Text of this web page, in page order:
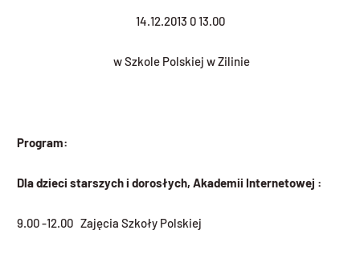
14.12.2013 0 13.00
w Szkole Polskiej w Zilinie
Program:
Dla dzieci starszych i dorosłych, Akademii Internetowej :
9.00 -12.00 Zajęcia Szkoły Polskiej